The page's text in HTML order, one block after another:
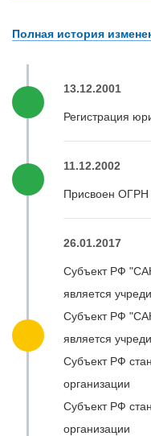
Полная история
13.12.2001
Регистрация
11.12.2002
Присвоен ОГРН
26.01.2017
Субъект РФ
является
Субъект РФ
является
Субъект РФ
организации
Субъект РФ
организации